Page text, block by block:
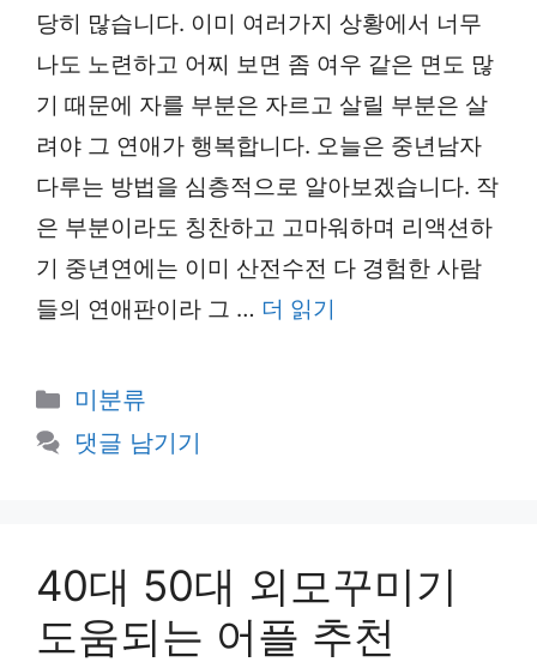
당히 많습니다. 이미 여러가지 상황에서 너무
나도 노련하고 어찌 보면 좀 여우 같은 면도 많
기 때문에 자를 부분은 자르고 살릴 부분은 살
려야 그 연애가 행복합니다. 오늘은 중년남자
다루는 방법을 심층적으로 알아보겠습니다. 작
은 부분이라도 칭찬하고 고마워하며 리액션하
기 중년연에는 이미 산전수전 다 경험한 사람
들의 연애판이라 그 … 더 읽기
카
테
미분류
댓글 남기기
40대 50대 외모꾸미기
도움되는 어플 추천